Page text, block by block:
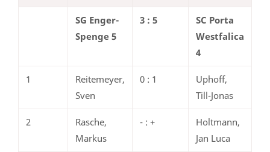
SG Enger-
Spenge 5
3 : 5
SC Porta
Westfalica
4
1
Reitemeyer,
Sven
0 : 1
Uphoff,
Till-Jonas
2
Rasche,
Markus
- : +
Holtmann,
Jan Luca